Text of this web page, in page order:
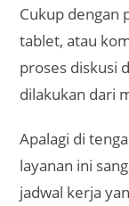
Cukup dengan
tablet, atau
proses diskusi
dilakukan dari
Apalagi di
layanan ini
jadwal kerja